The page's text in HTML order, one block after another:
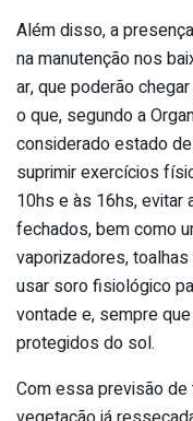
Além disso, a
na manutenção nos
ar, que poderão
o que, segundo a
considerado estado
suprimir exercícios
10hs e às 16hs,
fechados, bem como
vaporizadores,
usar soro fisiológico
vontade e, sempre
protegidos do sol.
Com essa previsão